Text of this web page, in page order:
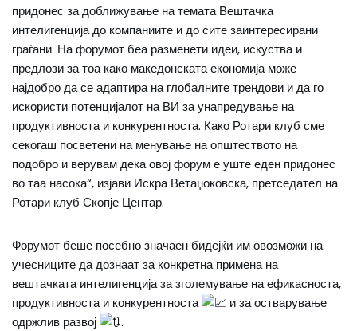
придонес за доближување на темата Вештачка
интелигенција до компаниите и до сите заинтересирани
граѓани. На форумот беа разменети идеи, искуства и
предлози за тоа како македонската економија може
најдобро да се адаптира на глобалните трендови и да го
искористи потенцијалот на ВИ за унапредување на
продуктивноста и конкурентноста. Како Ротари клуб сме
секогаш посветени на менување на општеството на
подобро и верувам дека овој форум е уште еден придонес
во таа насока“, изјави Искра Ветаџоковска, претседател на
Ротари клуб Скопје Центар.
Форумот беше посебно значаен бидејќи им овозможи на
учесниците да дознаат за конкретна примена на
вештачката интелигенција за зголемување на ефикасноста,
продуктивноста и конкурентноста
и за остварување
одржлив развој
.